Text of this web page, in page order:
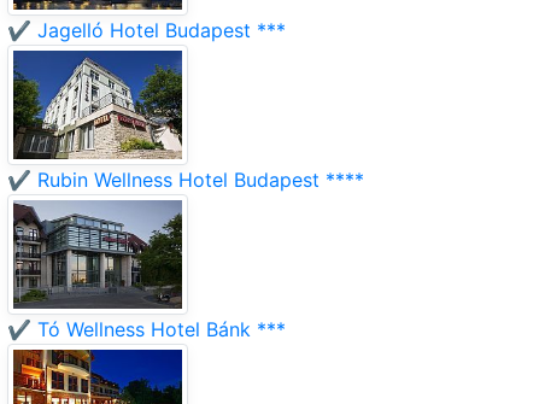
✔️ Jagelló Hotel Budapest ***
✔️ Rubin Wellness Hotel Budapest ****
✔️ Tó Wellness Hotel Bánk ***